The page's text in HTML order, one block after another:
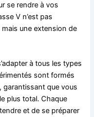
se rendre à vos
V n’est pas
une extension de
à tous les types
sont formés
garantissant que vous
plus total. Chaque
et de se préparer